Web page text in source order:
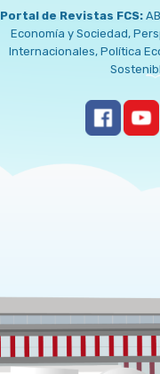
Portal de Revistas FCS:
Economía y Sociedad,
Internacionales,Política